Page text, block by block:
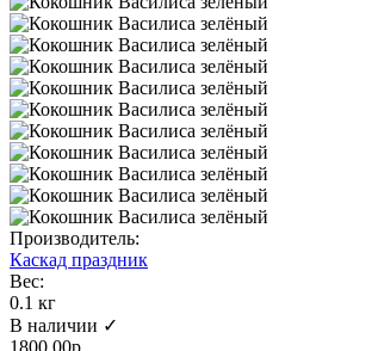
Производитель:
Каскад праздник
Вес:
0.1 кг
В наличии ✓
1800.00р.